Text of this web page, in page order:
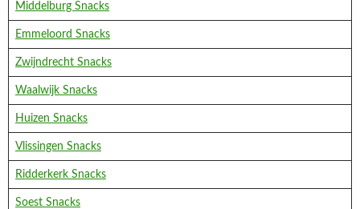
Middelburg Snacks
Emmeloord Snacks
Zwijndrecht Snacks
Waalwijk Snacks
Huizen Snacks
Vlissingen Snacks
Ridderkerk Snacks
Soest Snacks